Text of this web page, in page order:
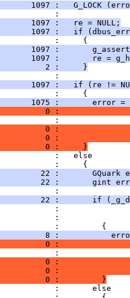
1097 :   G_LOCK
:
1097 :   re = NULL;
1097 :   if
:     {
1097 :
1097 :       re =
2 :     }
:
1097 :   if (re !=
:     {
1075 :       error =
0 :
:
0 :
0 :
0 :     }
:   else
:     {
22 :       GQuark
22 :       gint
:
22 :       if
:
:
:         {
8 :
0 :
:
0 :
0 :
0 :         }
:       else